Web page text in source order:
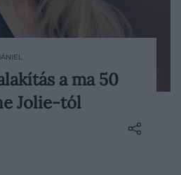
Hollywood
Angelina Jolie, aki
de rendezőként,
a ma 50
Jolie-tól